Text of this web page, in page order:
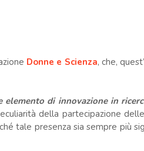
Donne e Scienza, che,
elemento di innovazione in
della partecipazione
tale presenza sia sempre più